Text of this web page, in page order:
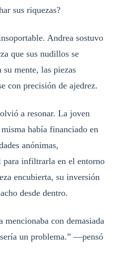
sus riquezas?
Andrea sostuvo
que sus nudillos se
mente, las piezas
con precisión de ajedrez.
a resonar. La joven
había financiado en
anónimas,
infiltrarla en el entorno
encubierta, su inversión
desde dentro.
con demasiada
un problema.” —pensó